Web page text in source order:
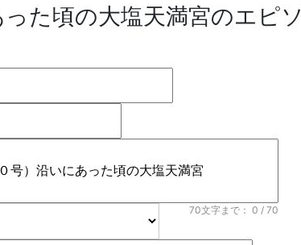
た頃の大塩天満宮のエピソ
70文字まで：0 / 70